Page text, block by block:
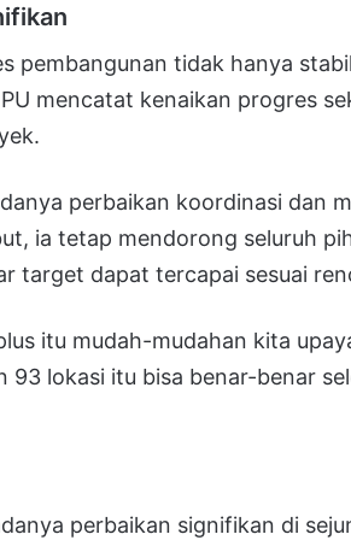
pembangunan tidak hanya
mencatat kenaikan progres
perbaikan koordinasi dan
ia tetap mendorong seluruh
target dapat tercapai sesuai
itu mudah-mudahan kita
93 lokasi itu bisa benar-benar
perbaikan signifikan di